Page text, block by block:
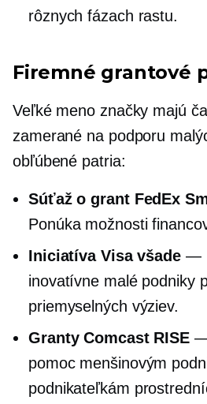
rôznych fázach rastu.
Firemné grantové
Veľké meno značky majú
zamerané na podporu
obľúbené patria:
Súťaž o grant FedEx
Ponúka možnosti
Iniciatíva Visa všade—
inovatívne malé podniky
priemyselných výziev.
Granty Comcast RISE —
pomoc menšinovým
podnikateľkám